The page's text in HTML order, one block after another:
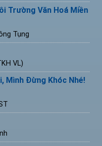
Trường Văn Hoá Miền
Tụng
VL)
Mình Đừng Khóc Nhé!